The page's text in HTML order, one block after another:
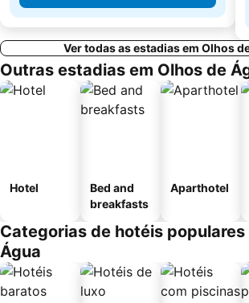
Ver todas as estadias em Olhos
Outras estadias em Olhos de
Hotel
Bed and
breakfasts
Aparthotel
Categorias de hotéis populares
Água